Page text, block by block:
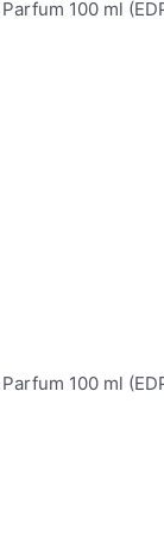
100 ml
100 ml